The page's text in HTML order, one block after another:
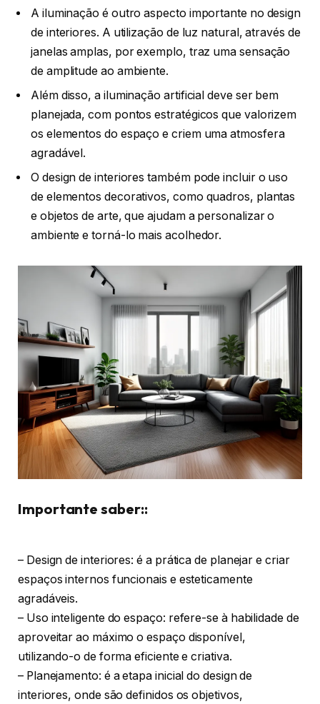
A iluminação é outro aspecto importante no design
de interiores. A utilização de luz natural, através de
janelas amplas, por exemplo, traz uma sensação
de amplitude ao ambiente.
Além disso, a iluminação artificial deve ser bem
planejada, com pontos estratégicos que valorizem
os elementos do espaço e criem uma atmosfera
agradável.
O design de interiores também pode incluir o uso
de elementos decorativos, como quadros, plantas
e objetos de arte, que ajudam a personalizar o
ambiente e torná-lo mais acolhedor.
Importante saber::
– Design de interiores: é a prática de planejar e criar
espaços internos funcionais e esteticamente
agradáveis.
– Uso inteligente do espaço: refere-se à habilidade de
aproveitar ao máximo o espaço disponível,
utilizando-o de forma eficiente e criativa.
– Planejamento: é a etapa inicial do design de
interiores, onde são definidos os objetivos,